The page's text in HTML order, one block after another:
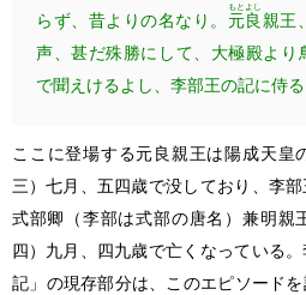
らず、昔よりの名なり。 元良
もとよし
親王
声、甚だ殊勝にして、大極殿より
で聞えけるよし、李部王の記に侍る
ここに登場する元良親王は陽成天皇
三） 七月、五四歳で没しており、李部
式部卿
（李部は式部の唐名） 兼明親
四） 九月、四九歳で亡くなっている
記」の現存部分は、このエピソード